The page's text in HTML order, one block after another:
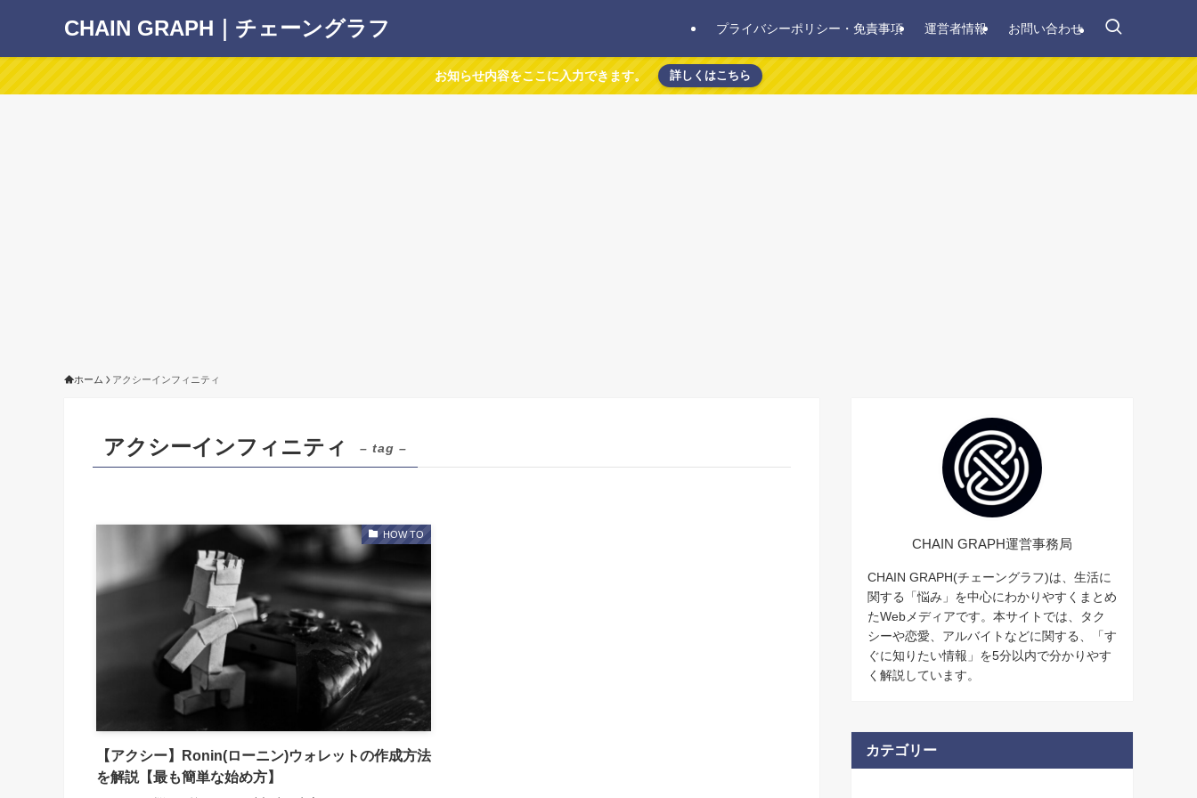
CHAIN GRAPH｜チェーングラフ プライバシーポリシー・免責事項 運営者情報 お問い合わせ
お知らせ内容をここに入力できます。 詳しくはこちら
ホーム アクシーインフィニティ
アクシーインフィニティ – tag –
HOW TO
【アクシー】Ronin(ローニン)ウォレットの作成方法
を解説【最も簡単な始め方】
CHAIN GRAPH運営事務局
CHAIN GRAPH(チェーングラフ)は、生活に
関する「悩み」を中心にわかりやすくまとめ
たWebメディアです。本サイトでは、タク
シーや恋愛、アルバイトなどに関する、「す
ぐに知りたい情報」を5分以内で分かりやす
く解説しています。
カテゴリー